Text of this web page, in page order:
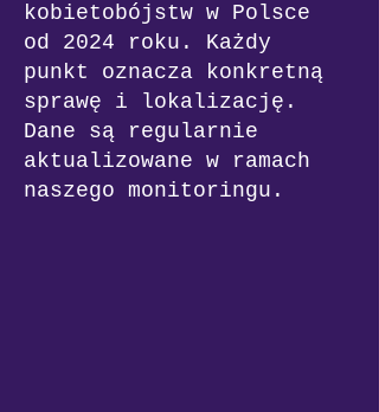
kobietobójstw w Polsce
od 2024 roku. Każdy
punkt oznacza konkretną
sprawę i lokalizację.
Dane są regularnie
aktualizowane w ramach
naszego monitoringu.